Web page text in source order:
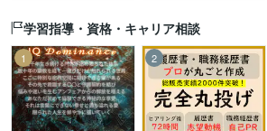
学習指導・資格・キャリア相談
1 2